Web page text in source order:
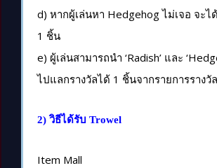
d) หากผู้เล่นหา Hedgehog ไม่เจอ จะได้
1 ชิ้น
e) ผู้เล่นสามารถนำ ‘Radish’ และ
ไปแลกรางวัลได้ 1 ชิ้นจากรายการรางวัล
2) วิธีได้รับ Trowel
Item Mall